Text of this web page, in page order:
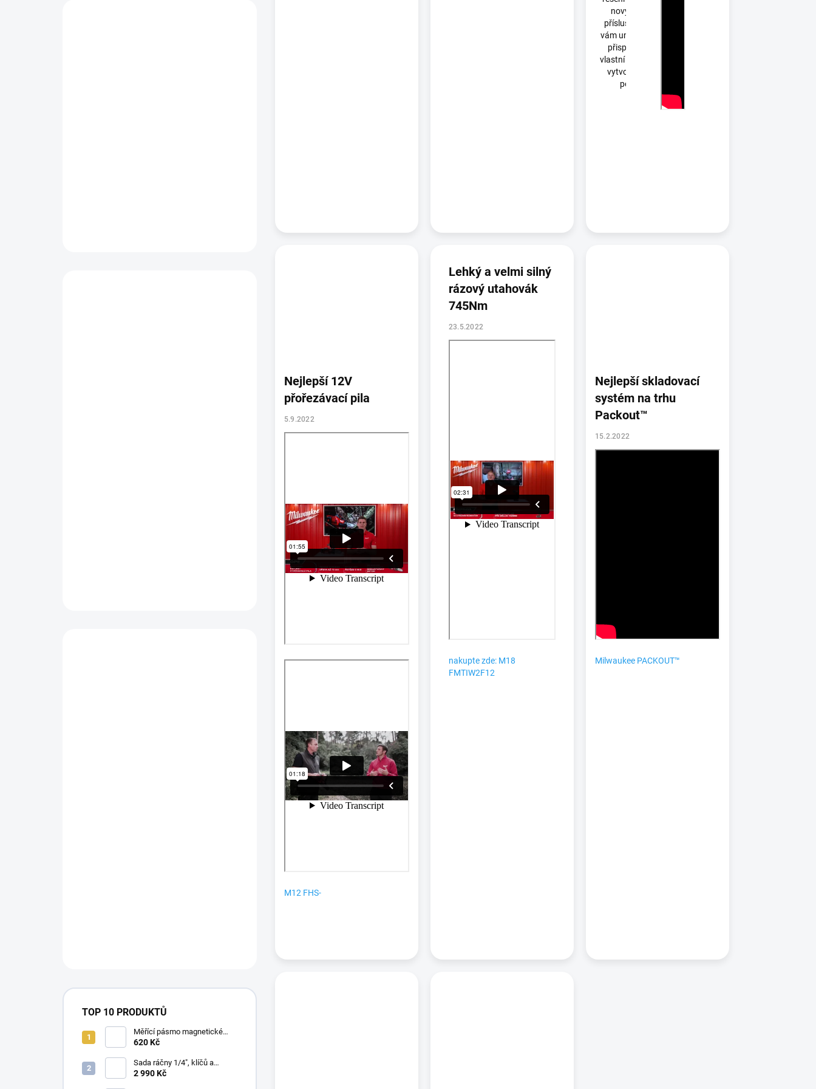
TOP 10 PRODUKTŮ
Měřící pásmo magnetické
Milwaukee STUD™II m / ft
620 Kč
Sada ráčny 1/4", klíčů a
dlouhých nástrčných klíčů
2 990 Kč
nových druhů
příslušeství, které
vám umožní plně si
přispůsobit své
vlastní pracoviště a
vytvořit na něm
pořádek.
Nejlepší 12V
přořezávací pila
5.9.2022
M12 FHS-
Lehký a velmi silný
rázový utahovák
745Nm
23.5.2022
nakupte zde: M18
FMTIW2F12
Nejlepší skladovací
systém na trhu
Packout™
15.2.2022
Milwaukee PACKOUT™